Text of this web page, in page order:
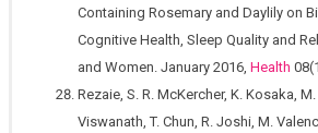
Containing Rosemary and Daylily on
Cognitive Health, Sleep Quality and
and Women. January 2016, Health
Rezaie, S. R. McKercher, K. Kosaka,
Viswanath, T. Chun, R. Joshi, M.